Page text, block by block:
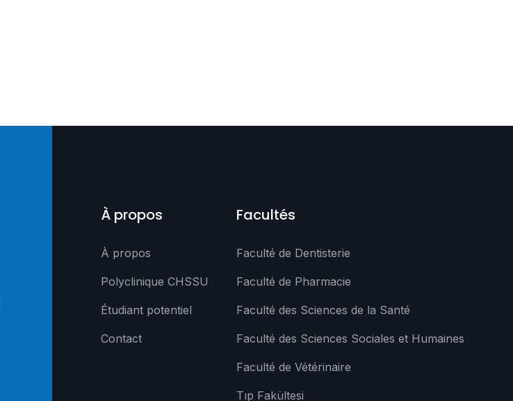
À propos
À propos
Polyclinique CHSSU
Étudiant potentiel
Contact
Facultés
Faculté de Dentisterie
Faculté de Pharmacie
Faculté des Sciences de la Santé
Faculté des Sciences Sociales et Humaines
Faculté de Vétérinaire
Tıp Fakültesi